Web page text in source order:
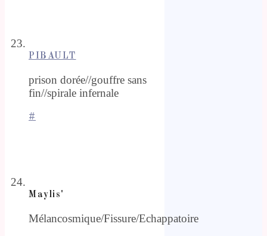
PIBAULT
prison dorée//gouffre sans
fin//spirale infernale
#
Maylis'
Mélancosmique/Fissure/Echappatoire